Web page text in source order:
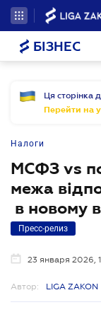
БІЗНЕС
Ця сторінка
Перейти на
Налоги
МСФЗ vs
межа
в новому
Пресс-релиз
23 января 2026,
Автор: LIGA ZAKON